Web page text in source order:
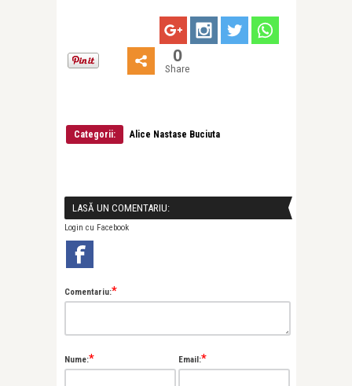
0
Share
Categorii: Alice Nastase Buciuta
LASĂ UN COMENTARIU:
Login cu Facebook
Comentariu:*
Nume:* Email:*